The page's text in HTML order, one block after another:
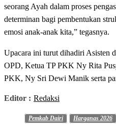
seorang Ayah dalam proses
determinan bagi pembentukan
emosi anak-anak kita,” tegasnya.
Upacara ini turut dihadiri Asisten
OPD, Ketua TP PKK Ny Rita
PKK, Ny Sri Dewi Manik serta
Editor : Redaksi
Pemkab Dairi Harganas 2026